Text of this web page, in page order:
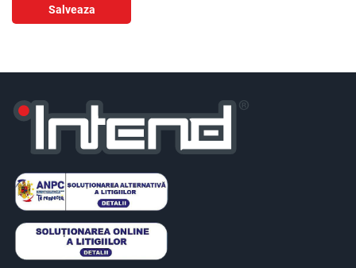
Salveaza